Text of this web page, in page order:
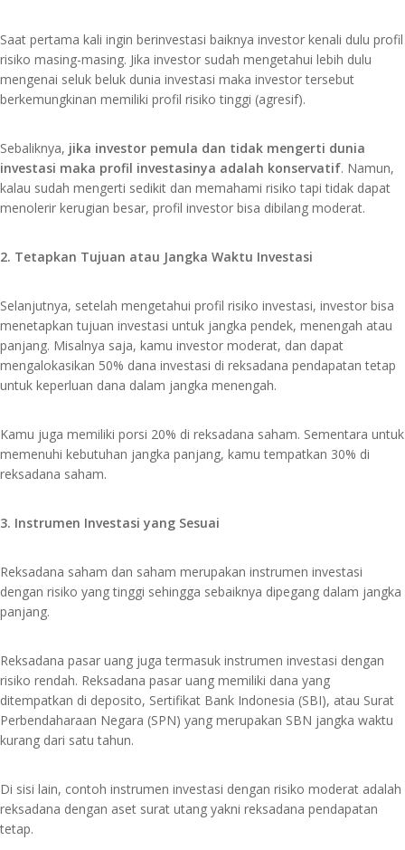
Saat pertama kali ingin berinvestasi baiknya investor kenali dulu profil
risiko masing-masing. Jika investor sudah mengetahui lebih dulu
mengenai seluk beluk dunia investasi maka investor tersebut
berkemungkinan memiliki profil risiko tinggi (agresif).
Sebaliknya, jika investor pemula dan tidak mengerti dunia
investasi maka profil investasinya adalah konservatif. Namun,
kalau sudah mengerti sedikit dan memahami risiko tapi tidak dapat
menolerir kerugian besar, profil investor bisa dibilang moderat.
2. Tetapkan Tujuan atau Jangka Waktu Investasi
Selanjutnya, setelah mengetahui profil risiko investasi, investor bisa
menetapkan tujuan investasi untuk jangka pendek, menengah atau
panjang. Misalnya saja, kamu investor moderat, dan dapat
mengalokasikan 50% dana investasi di reksadana pendapatan tetap
untuk keperluan dana dalam jangka menengah.
Kamu juga memiliki porsi 20% di reksadana saham. Sementara untuk
memenuhi kebutuhan jangka panjang, kamu tempatkan 30% di
reksadana saham.
3. Instrumen Investasi yang Sesuai
Reksadana saham dan saham merupakan instrumen investasi
dengan risiko yang tinggi sehingga sebaiknya dipegang dalam jangka
panjang.
​Reksadana pasar uang juga termasuk instrumen investasi dengan
risiko rendah. Reksadana pasar uang memiliki dana yang
ditempatkan di deposito, Sertifikat Bank Indonesia (SBI), atau Surat
Perbendaharaan Negara (SPN) yang merupakan SBN jangka waktu
kurang dari satu tahun.
Di sisi lain, contoh instrumen investasi dengan risiko moderat adalah
reksadana dengan aset surat utang yakni reksadana pendapatan
tetap.